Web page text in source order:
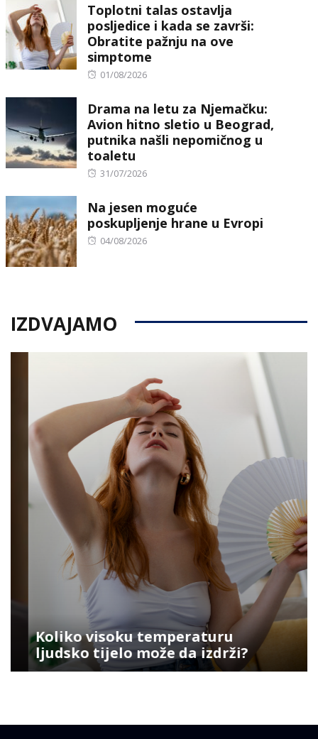
Toplotni talas ostavlja
posljedice i kada se završi:
Obratite pažnju na ove
simptome
Posted
01/08/2026
Drama na letu za Njemačku:
Avion hitno sletio u Beograd,
putnika našli nepomičnog u
toaletu
Posted
31/07/2026
Na jesen moguće
poskupljenje hrane u Evropi
Posted
04/08/2026
IZDVAJAMO
Koliko visoku temperaturu
ljudsko tijelo može da izdrži?